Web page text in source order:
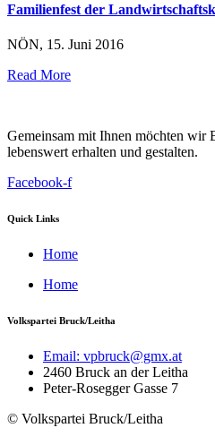
Familienfest der
NÖN, 15. Juni 2016
Read More
Gemeinsam mit Ihnen möchten
lebenswert erhalten und gestalten.
Facebook-f
Quick Links
Home
Home
Volkspartei Bruck/Leitha
Email: vpbruck@gmx.at
2460 Bruck an der Leitha
Peter-Rosegger Gasse 7
© Volkspartei Bruck/Leitha